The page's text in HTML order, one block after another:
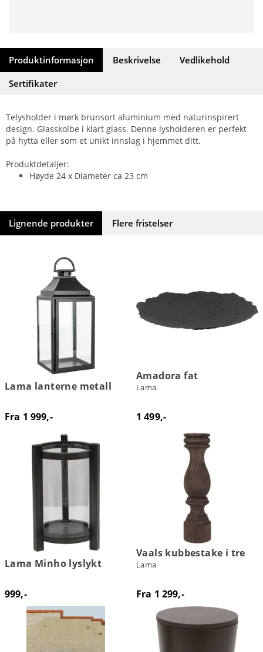
Produktinformasjon Beskrivelse
Vedlikehold
Sertifikater
Telysholder i mørk brunsort aluminium med naturinspirert
design. Glasskolbe i klart glass. Denne lysholderen er perfekt
på hytta eller som et unikt innslag i hjemmet ditt.
Produktdetaljer:
Høyde 24 x Diameter ca 23 cm
Lignende produkter Flere fristelser
Lama lanterne metall
Fra 1 999,-
Amadora fat
Lama
1 499,-
Lama Minho lyslykt
999,-
Vaals kubbestake i tre
Lama
Fra 1 299,-